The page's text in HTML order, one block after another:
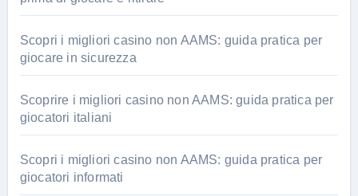
Scopri i migliori casino non AAMS: guida pratica per
giocare in sicurezza
Scoprire i migliori casino non AAMS: guida pratica per
giocatori italiani
Scopri i migliori casino non AAMS: guida pratica per
giocatori informati